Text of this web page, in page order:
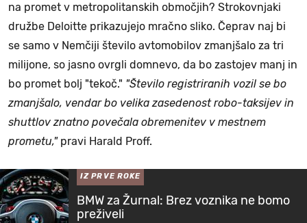
na promet v metropolitanskih območjih? Strokovnjaki
družbe Deloitte prikazujejo mračno sliko. Čeprav naj bi
se samo v Nemčiji število avtomobilov zmanjšalo za tri
milijone, so jasno ovrgli domnevo, da bo zastojev manj in
bo promet bolj "tekoč." "Število registriranih vozil se bo
zmanjšalo, vendar bo velika zasedenost robo-taksijev in
shuttlov znatno povečala obremenitev v mestnem
prometu," pravi Harald Proff.
IZ PRVE ROKE
BMW za Žurnal: Brez voznika ne bomo
preživeli